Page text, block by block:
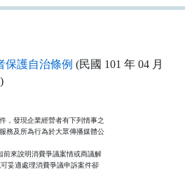
保護自治條例 (民國 101 年 04 月
，發現企業經營者有下列情事之
務及所為行為於大眾傳播媒體公
前來說明消費爭議案情或商議解
妥適處理消費爭議申訴案件卻